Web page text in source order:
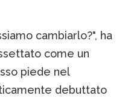
cambiarlo?", ha
come un
piede nel
debuttato